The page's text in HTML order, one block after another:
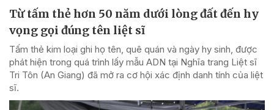
Từ tấm thẻ hơn 50 năm dưới lòng đất đến hy
vọng gọi đúng tên liệt sĩ
Tấm thẻ kim loại ghi họ tên, quê quán và ngày hy sinh, được
phát hiện trong quá trình lấy mẫu ADN tại Nghĩa trang Liệt sĩ
Tri Tôn (An Giang) đã mở ra cơ hội xác định danh tính của liệt
sĩ.